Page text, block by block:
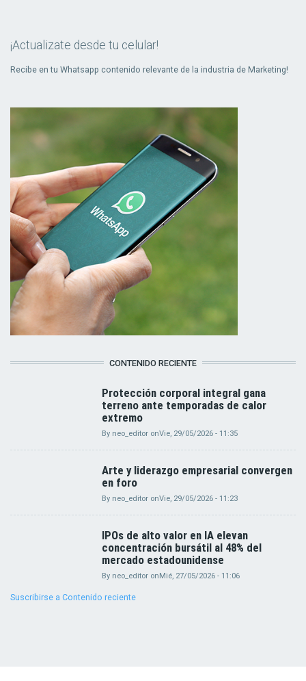
¡Actualizate desde tu celular!
Recibe en tu Whatsapp contenido relevante de la industria de Marketing!
CONTENIDO RECIENTE
Protección corporal integral gana
terreno ante temporadas de calor
extremo
By neo_editor onVie, 29/05/2026 - 11:35
Arte y liderazgo empresarial convergen
en foro
By neo_editor onVie, 29/05/2026 - 11:23
IPOs de alto valor en IA elevan
concentración bursátil al 48% del
mercado estadounidense
By neo_editor onMié, 27/05/2026 - 11:06
Suscribirse a Contenido reciente